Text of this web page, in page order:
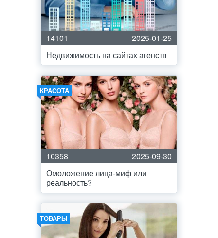
14101
2025-01-25
Недвижимость на сайтах агенств
КРАСОТА
10358
2025-09-30
Омоложение лица-миф или
реальность?
ТОВАРЫ